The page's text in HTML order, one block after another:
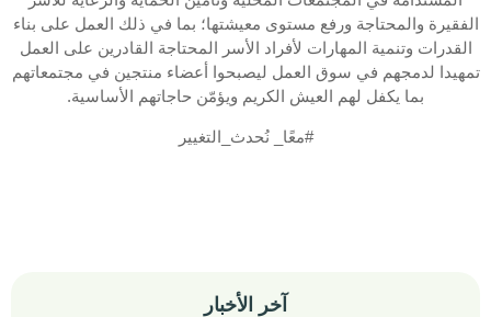
الفقيرة والمحتاجة ورفع مستوى معيشتها؛ بما في ذلك العمل على بناء
القدرات وتنمية المهارات لأفراد الأسر المحتاجة القادرين على العمل
تمهيدا لدمجهم في سوق العمل ليصبحوا أعضاء منتجين في مجتمعاتهم
بما يكفل لهم العيش الكريم ويؤمّن حاجاتهم الأساسية.
#معًا_ نُحدث_التغيير
آخر الأخبار